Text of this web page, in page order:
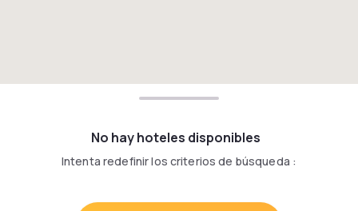
No hay hoteles disponibles
Intenta redefinir los criterios de búsqueda :